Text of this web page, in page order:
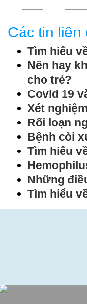
Các tin liên
Tìm hiểu
Nên hay
cho trẻ?
Covid 19
Xét
Rối loạn
Bệnh còi
Tìm hiểu
Những
Tìm hiểu